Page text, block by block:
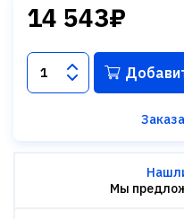
14 543₽
Мы